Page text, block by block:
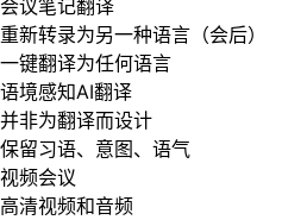
会议笔记翻译
重新转录为另一种语言（会后）
一键翻译为任何语言
语境感知AI翻译
并非为翻译而设计
保留习语、意图、语气
视频会议
高清视频和音频